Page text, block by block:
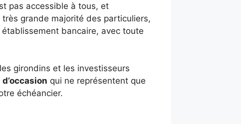
pas accessible à tous, et
très grande majorité des particuliers,
établissement bancaire, avec toute
girondins et les investisseurs
qui ne représentent que
échéancier.